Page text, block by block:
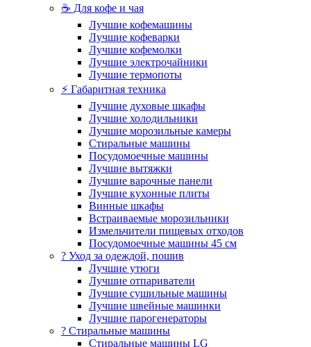
☕ Для кофе и чая
Лучшие кофемашины
Лучшие кофеварки
Лучшие кофемолки
Лучшие электрочайники
Лучшие термопоты
⚡ Габаритная техника
Лучшие духовые шкафы
Лучшие холодильники
Лучшие морозильные камеры
Стиральные машины
Посудомоечные машины
Лучшие вытяжки
Лучшие варочные панели
Лучшие кухонные плиты
Винные шкафы
Встраиваемые морозильники
Измельчители пищевых отходов
Посудомоечные машины 45 см
? Уход за одеждой, пошив
Лучшие утюги
Лучшие отпариватели
Лучшие сушильные машины
Лучшие швейные машинки
Лучшие парогенераторы
? Стиральные машины
Стиральные машины LG